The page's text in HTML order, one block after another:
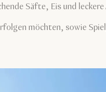
Säfte, Eis und
möchten, sowie